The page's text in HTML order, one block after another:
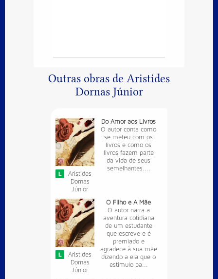
Outras obras de Aristides
Dornas Júnior
Aristides
Dornas
Júnior
Do Amor aos Livros
O autor conta como
se meteu com os
livros e como os
livros fazem parte
da vida de seus
semelhantes....
Aristides
Dornas
Júnior
O Filho e A Mãe
O autor narra a
aventura cotidiana
de um estudante
que escreve e é
premiado e
agradece à sua mãe
dizendo a ela que o
estímulo pa...